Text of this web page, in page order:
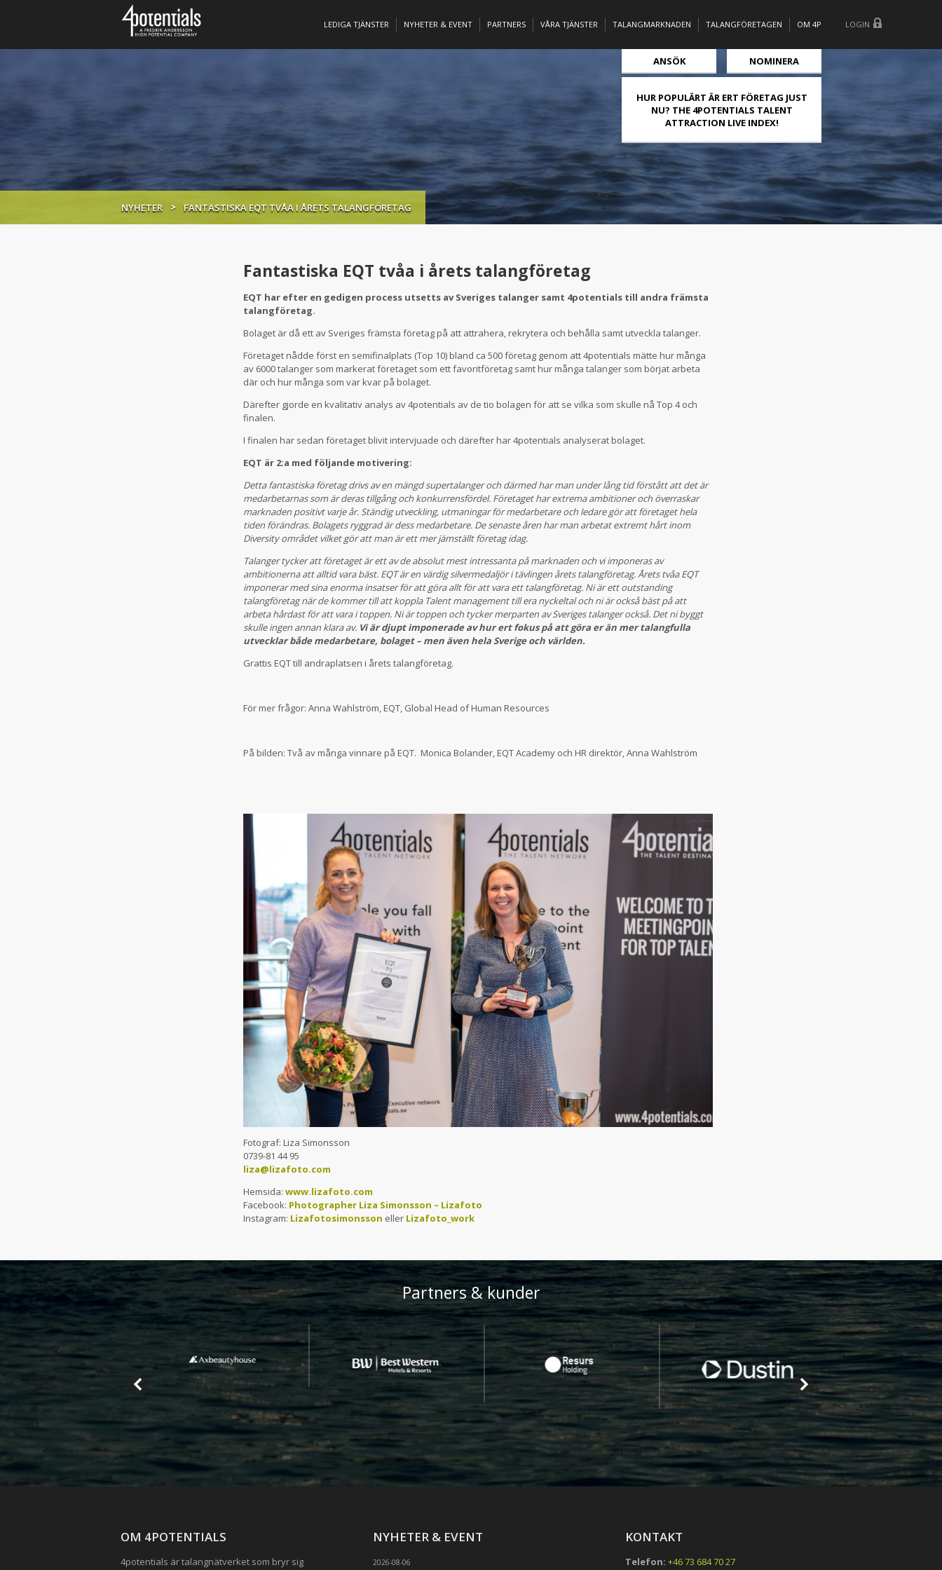
LEDIGA TJÄNSTER NYHETER & EVENT PARTNERS VÅRA TJÄNSTER TALANGMARKNADEN TALANGFÖRETAGEN OM 4P LOGIN
ANSÖK NOMINERA
HUR POPULÄRT ÄR ERT FÖRETAG JUST
NU? THE 4POTENTIALS TALENT
ATTRACTION LIVE INDEX!
NYHETER FANTASTISKA EQT TVÅA I ÅRETS TALANGFÖRETAG
Fantastiska EQT tvåa i årets talangföretag
EQT har efter en gedigen process utsetts av Sveriges talanger samt 4potentials till andra främsta
talangföretag.
Bolaget är då ett av Sveriges främsta företag på att attrahera, rekrytera och behålla samt utveckla talanger.
Företaget nådde först en semifinalplats (Top 10) bland ca 500 företag genom att 4potentials mätte hur många
av 6000 talanger som markerat företaget som ett favoritföretag samt hur många talanger som börjat arbeta
där och hur många som var kvar på bolaget.
Därefter gjorde en kvalitativ analys av 4potentials av de tio bolagen för att se vilka som skulle nå Top 4 och
finalen.
I finalen har sedan företaget blivit intervjuade och därefter har 4potentials analyserat bolaget.
EQT är 2:a med följande motivering:
Detta fantastiska företag drivs av en mängd supertalanger och därmed har man under lång tid förstått att det är
medarbetarnas som är deras tillgång och konkurrensfördel. Företaget har extrema ambitioner och överraskar
marknaden positivt varje år. Ständig utveckling, utmaningar för medarbetare och ledare gör att företaget hela
tiden förändras. Bolagets ryggrad är dess medarbetare. De senaste åren har man arbetat extremt hårt inom
Diversity området vilket gör att man är ett mer jämställt företag idag.
Talanger tycker att företaget är ett av de absolut mest intressanta på marknaden och vi imponeras av
ambitionerna att alltid vara bäst. EQT är en värdig silvermedaljör i tävlingen årets talangföretag. Årets tvåa EQT
imponerar med sina enorma insatser för att göra allt för att vara ett talangföretag. Ni är ett outstanding
talangföretag när de kommer till att koppla Talent management till era nyckeltal och ni är också bäst på att
arbeta hårdast för att vara i toppen. Ni är toppen och tycker merparten av Sveriges talanger också. Det ni byggt
skulle ingen annan klara av. Vi är djupt imponerade av hur ert fokus på att göra er än mer talangfulla
utvecklar både medarbetare, bolaget – men även hela Sverige och världen.
Grattis EQT till andraplatsen i årets talangföretag.
För mer frågor: Anna Wahlström, EQT, Global Head of Human Resources
På bilden: Två av många vinnare på EQT. Monica Bolander, EQT Academy och HR direktör, Anna Wahlström
Fotograf: Liza Simonsson
0739-81 44 95
liza@lizafoto.com
Hemsida: www.lizafoto.com
Facebook: Photographer Liza Simonsson – Lizafoto
Instagram: Lizafotosimonsson eller Lizafoto_work
Partners & kunder
OM 4POTENTIALS
4potentials är talangnätverket som bryr sig
NYHETER & EVENT
2026-08-06
KONTAKT
Telefon: +46 73 684 70 27